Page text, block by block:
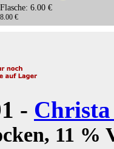
6.00 €
€
- Christa
11 %